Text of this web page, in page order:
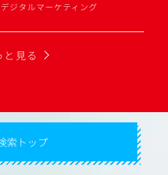
ジタルマーケティング
と見る
索トップ